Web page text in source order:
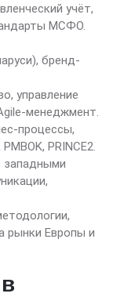
учёт,
МСФО.
бренд-
управление
менеджмент.
процессы,
PRINCE2.
западными
рынки Европы и